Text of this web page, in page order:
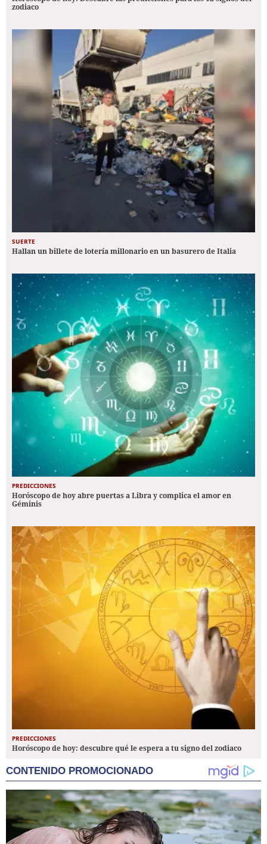
zodiaco
SUERTE
Hallan un billete de lotería millonario en un basurero de Italia
PREDICCIONES
Horóscopo de hoy abre puertas a Libra y complica el amor en
Géminis
PREDICCIONES
Horóscopo de hoy: descubre qué le espera a tu signo del zodiaco
CONTENIDO PROMOCIONADO